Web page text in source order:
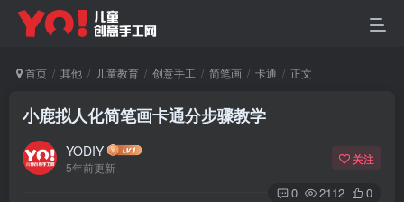
首页 其他 儿童教育 创意手工 简笔画 卡通 正文
小鹿拟人化简笔画卡通分步骤教学
YODIY
5年前更新
关注
0 2112 0